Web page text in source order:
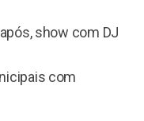
show com DJ
com